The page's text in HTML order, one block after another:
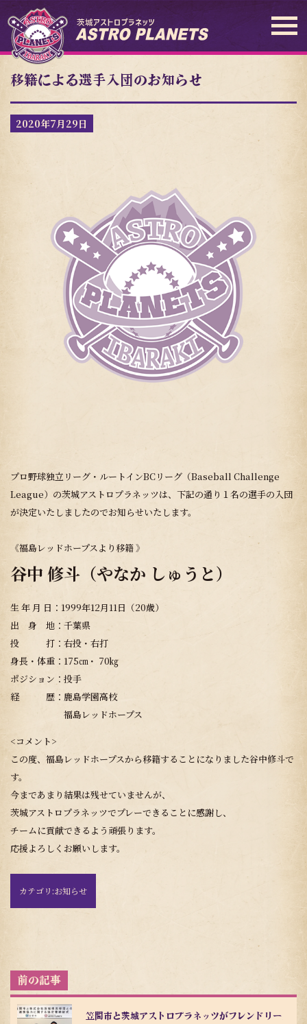
移籍による選手入団のお知らせ
2020年7月29日
プロ野球独立リーグ・ルートインBCリーグ（Baseball Challenge
League）の茨城アストロプラネッツは、下記の通り１名の選手の入団
が決定いたしましたのでお知らせいたします。
《福島レッドホープスより移籍 》
谷中 修斗（やなか しゅうと）
生 年 月 日：1999年12月11日（20歳）
出 身 地：千葉県
投 打：右投・右打
身長・体重：175㎝・ 70㎏
ポジション：投手
経 歴：鹿島学園高校
福島レッドホープス
<コメント>
この度、福島レッドホープスから移籍することになりました谷中修斗で
す。
今まであまり結果は残せていませんが、
茨城アストロプラネッツでプレーできることに感謝し、
チームに貢献できるよう頑張ります。
応援よろしくお願いします。
カテゴリ:お知らせ
投
稿
ナ
ビ
笠間市と茨城アストロプラネッツがフレンドリータウ